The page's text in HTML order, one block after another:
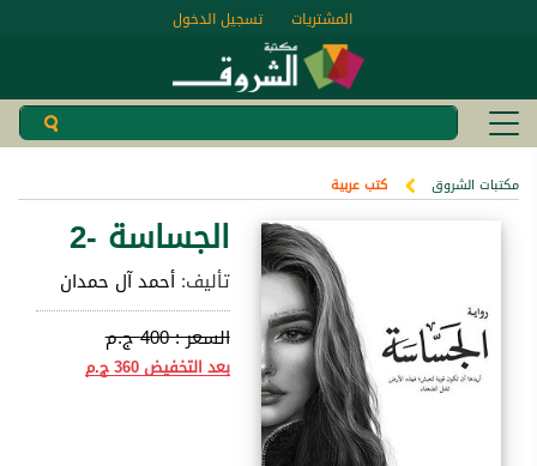
تسجيل الدخول المشتريات
مكتبات الشروق كتب عربية
الجساسة -2
تأليف:أحمد آل حمدان
السعر :400 ج.م
بعد التخفيض360 ج.م